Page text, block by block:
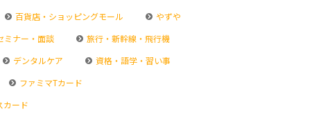
百貨店・ショッピングモール
やずや
ミナー・面談
旅行・新幹線・飛行機
デンタルケア
資格・語学・習い事
ファミマTカード
カード